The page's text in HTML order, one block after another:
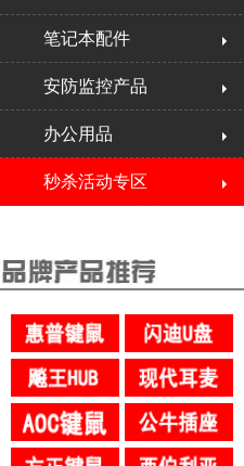
笔记本配件
安防监控产品
办公用品
秒杀活动专区